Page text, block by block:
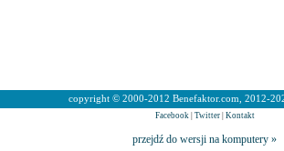
copyright © 2000-2012 Benefaktor.com, 2012-
Facebook| Twitter| Kontakt
przejdź do wersji na komputery »